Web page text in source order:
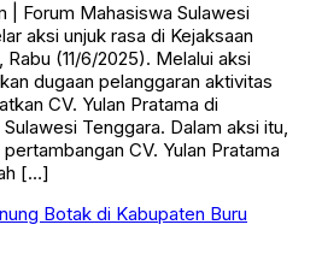
| Forum Mahasiswa Sulawesi
aksi unjuk rasa di Kejaksaan
(11/6/2025). Melalui aksi
dugaan pelanggaran aktivitas
CV. Yulan Pratama di
Tenggara. Dalam aksi itu,
CV. Yulan Pratama
[…]